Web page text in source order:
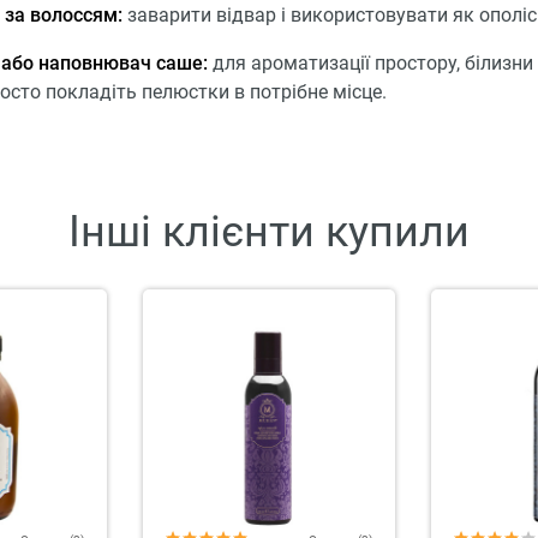
волоссям: заварити відвар і використовувати як
наповнювач саше: для ароматизації простору,
покладіть пелюстки в потрібне місце.
Інші клієнти купили